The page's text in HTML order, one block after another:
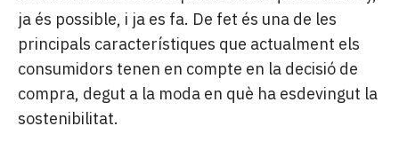
ja és possible, i ja es fa. De fet és una de les
principals característiques que actualment els
consumidors tenen en compte en la decisió de
compra, degut a la moda en què ha esdevingut la
sostenibilitat.